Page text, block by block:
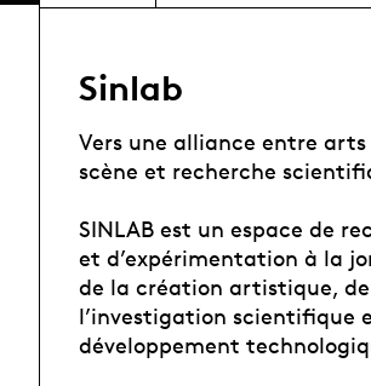
Sinlab
Vers une alliance entre arts
scène et recherche
SINLAB est un espace de
et d’expérimentation à la
de la création artistique, de
l’investigation scientifique
développement